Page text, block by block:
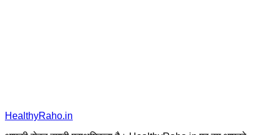
HealthyRaho.in